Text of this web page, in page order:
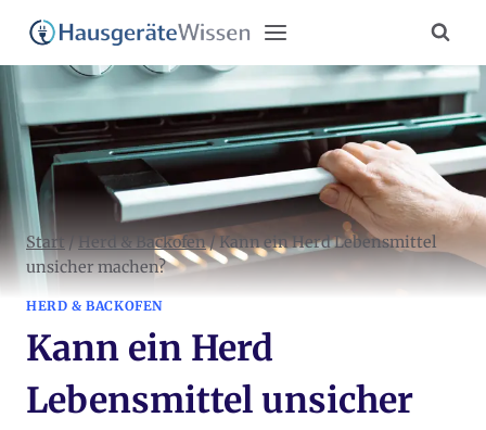
Zum
Inhalt
springen
Start/Herd & Backofen/Kann ein Herd Lebensmittel
unsicher machen?
HERD & BACKOFEN
Kann ein Herd
Lebensmittel unsicher